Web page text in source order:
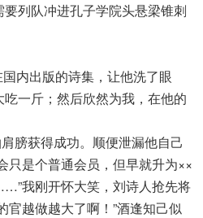
列队冲进孔子学院头悬梁锥刺
内出版的诗集，让他洗了眼
一斤；然后欣然为我，在他的
获得成功。顺便泄漏他自己
只是个普通会员，但早就升为××
我刚开怀大笑，刘诗人抢先将
官越做越大了啊！”酒逢知己似